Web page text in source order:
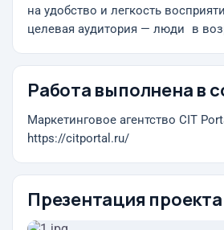
на удобство и легкость
целевая аудитория — люди в
Работа выполнена в
Маркетинговое агентство CIT
https://citportal.ru/
Презентация проекта